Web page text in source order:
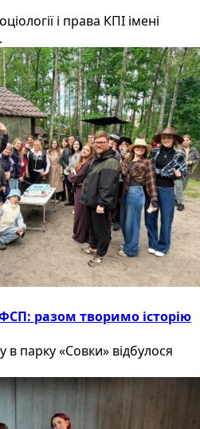
і права КПІ імені
разом творимо історію
в парку «Совки» відбулося